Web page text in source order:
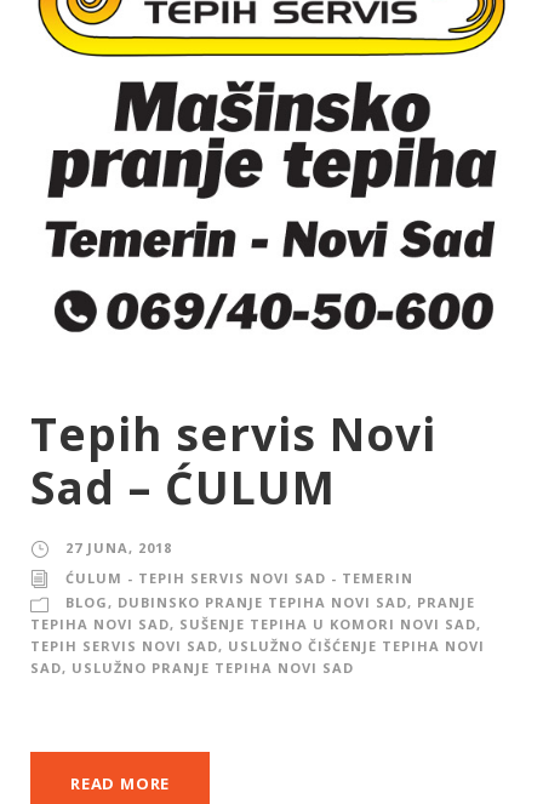
Tepih servis Novi
Sad – ĆULUM
27 JUNA, 2018
ĆULUM - TEPIH SERVIS NOVI SAD - TEMERIN
BLOG , DUBINSKO PRANJE TEPIHA NOVI SAD, PRANJE
TEPIHA NOVI SAD, SUŠENJE TEPIHA U KOMORI NOVI SAD,
TEPIH SERVIS NOVI SAD, USLUŽNO ČIŠĆENJE TEPIHA NOVI
SAD, USLUŽNO PRANJE TEPIHA NOVI SAD
READ MORE